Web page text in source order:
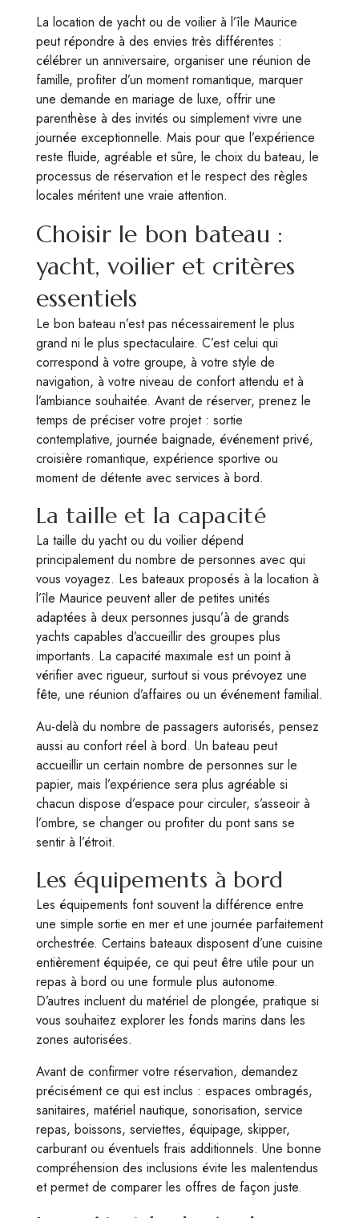
La location de yacht ou de voilier à l’île Maurice
peut répondre à des envies très différentes :
célébrer un anniversaire, organiser une réunion de
famille, profiter d’un moment romantique, marquer
une demande en mariage de luxe, offrir une
parenthèse à des invités ou simplement vivre une
journée exceptionnelle. Mais pour que l’expérience
reste fluide, agréable et sûre, le choix du bateau, le
processus de réservation et le respect des règles
locales méritent une vraie attention.
Choisir le bon bateau :
yacht, voilier et critères
essentiels
Le bon bateau n’est pas nécessairement le plus
grand ni le plus spectaculaire. C’est celui qui
correspond à votre groupe, à votre style de
navigation, à votre niveau de confort attendu et à
l’ambiance souhaitée. Avant de réserver, prenez le
temps de préciser votre projet : sortie
contemplative, journée baignade, événement privé,
croisière romantique, expérience sportive ou
moment de détente avec services à bord.
La taille et la capacité
La taille du yacht ou du voilier dépend
principalement du nombre de personnes avec qui
vous voyagez. Les bateaux proposés à la location à
l’île Maurice peuvent aller de petites unités
adaptées à deux personnes jusqu’à de grands
yachts capables d’accueillir des groupes plus
importants. La capacité maximale est un point à
vérifier avec rigueur, surtout si vous prévoyez une
fête, une réunion d’affaires ou un événement familial.
Au-delà du nombre de passagers autorisés, pensez
aussi au confort réel à bord. Un bateau peut
accueillir un certain nombre de personnes sur le
papier, mais l’expérience sera plus agréable si
chacun dispose d’espace pour circuler, s’asseoir à
l’ombre, se changer ou profiter du pont sans se
sentir à l’étroit.
Les équipements à bord
Les équipements font souvent la différence entre
une simple sortie en mer et une journée parfaitement
orchestrée. Certains bateaux disposent d’une cuisine
entièrement équipée, ce qui peut être utile pour un
repas à bord ou une formule plus autonome.
D’autres incluent du matériel de plongée, pratique si
vous souhaitez explorer les fonds marins dans les
zones autorisées.
Avant de confirmer votre réservation, demandez
précisément ce qui est inclus : espaces ombragés,
sanitaires, matériel nautique, sonorisation, service
repas, boissons, serviettes, équipage, skipper,
carburant ou éventuels frais additionnels. Une bonne
compréhension des inclusions évite les malentendus
et permet de comparer les offres de façon juste.